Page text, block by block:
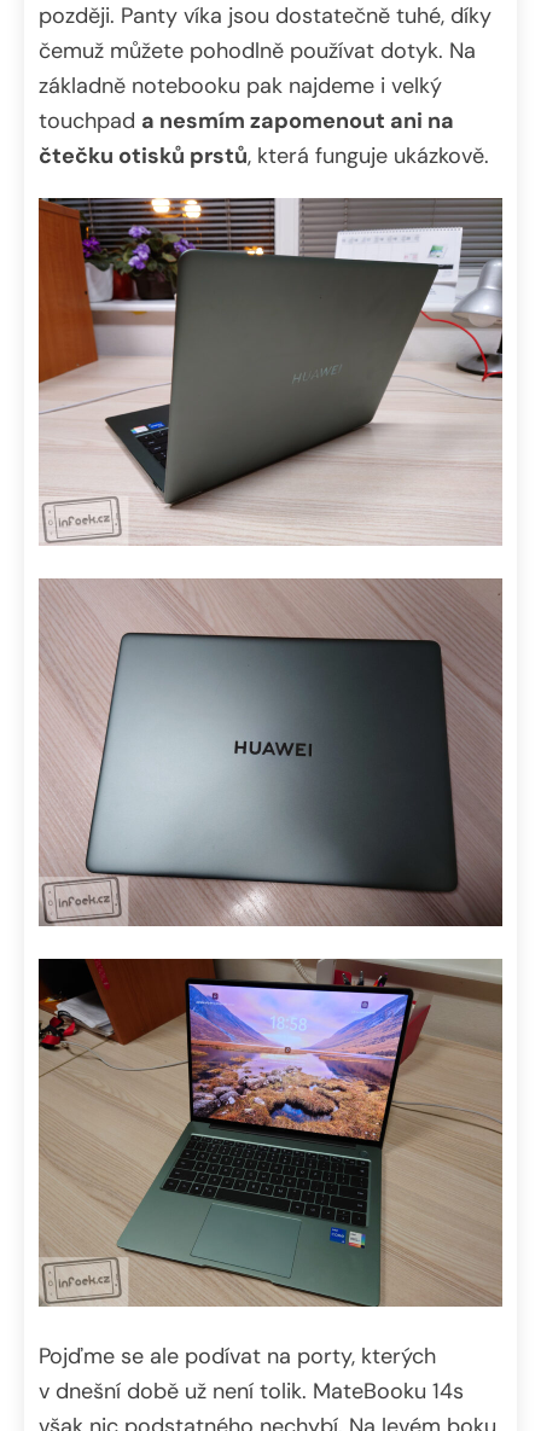
později. Panty víka jsou dostatečně tuhé, díky
čemuž můžete pohodlně používat dotyk. Na
základně notebooku pak najdeme i velký
touchpad a nesmím zapomenout ani na
čtečku otisků prstů, která funguje ukázkově.
Pojďme se ale podívat na porty, kterých
v dnešní době už není tolik. MateBooku 14s